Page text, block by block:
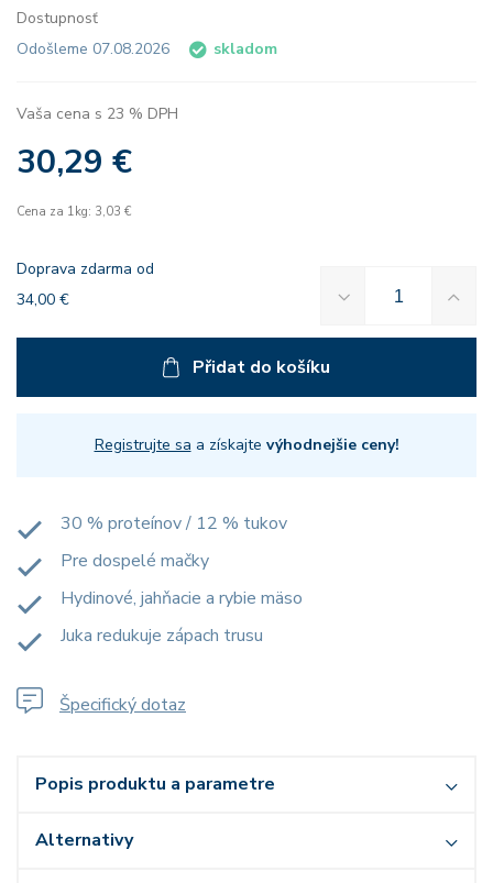
Dostupnosť
Odošleme 07.08.2026
skladom
Vaša cena s 23 % DPH
30,29 €
Cena za 1kg: 3,03 €
Doprava zdarma od
34,00 €
Přidat do košíku
Registrujte sa a získajte výhodnejšie ceny!
30 % proteínov / 12 % tukov
Pre dospelé mačky
Hydinové, jahňacie a rybie mäso
Juka redukuje zápach trusu
Špecifický dotaz
Popis produktu a parametre
Alternativy